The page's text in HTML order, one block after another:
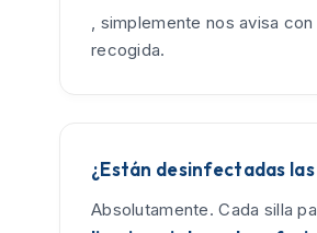
, simplemente nos avisa
recogida.
¿Están desinfectadas las
Absolutamente. Cada silla